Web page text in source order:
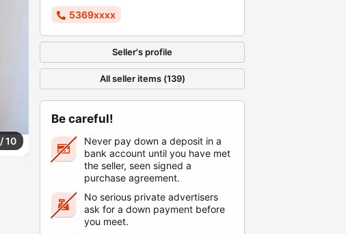
/10
5369xxxx
Seller's profile
All seller items (139)
Be careful!
Never pay down a deposit in a
bank account until you have met
the seller, seen signed a
purchase agreement.
No serious private advertisers
ask for a down payment before
you meet.